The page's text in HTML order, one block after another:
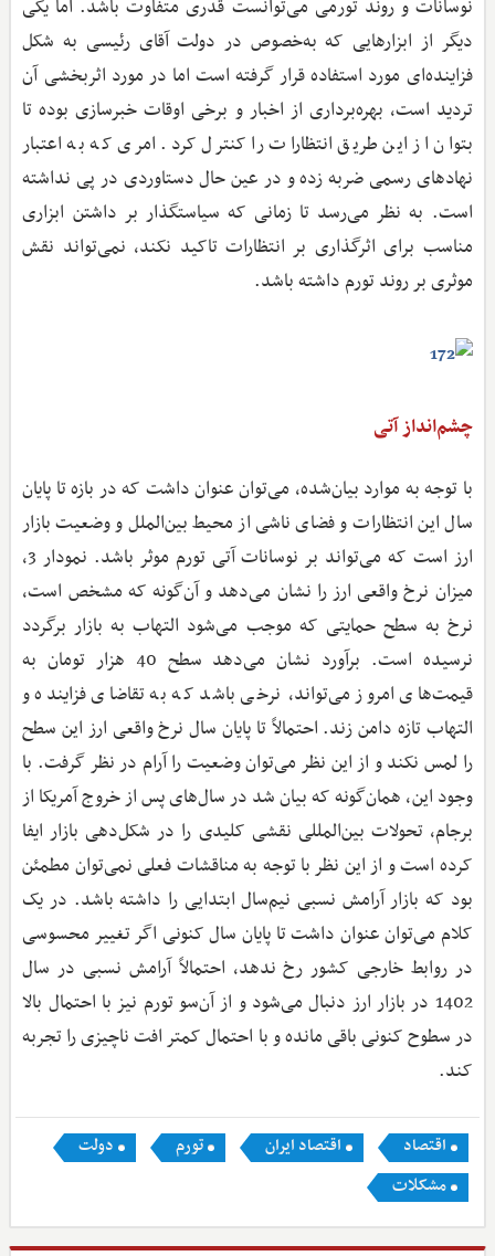
نوسانات و روند تورمی می‌توانست قدری متفاوت باشد. اما یکی
دیگر از ابزارهایی که به‌خصوص در دولت آقای رئیسی به شکل
فزاینده‌ای مورد استفاده قرار گرفته است اما در مورد اثربخشی آن
تردید است، بهره‌برداری از اخبار و برخی اوقات خبرسازی بوده تا
بتوان از این طریق انتظارات را کنترل کرد. امری که به اعتبار
نهادهای رسمی ضربه زده و در عین حال دستاوردی در پی نداشته
است. به نظر می‌رسد تا زمانی که سیاستگذار بر داشتن ابزاری
مناسب برای اثرگذاری بر انتظارات تاکید نکند، نمی‌تواند نقش
موثری بر روند تورم داشته باشد.
چشم‌انداز آتی
با توجه به موارد بیان‌شده،‌ می‌توان عنوان داشت که در بازه تا پایان
سال این انتظارات و فضای ناشی از محیط بین‌الملل و وضعیت بازار
ارز است که می‌تواند بر نوسانات آتی تورم موثر باشد. نمودار 3،
میزان نرخ واقعی ارز را نشان می‌دهد و آن‌گونه که مشخص است،‌
نرخ به سطح حمایتی که موجب می‌شود التهاب به بازار برگردد
نرسیده است. برآورد نشان می‌دهد سطح 40 هزار تومان به
قیمت‌های امروز می‌تواند،‌ نرخی باشد که به تقاضای فزاینده و
التهاب تازه دامن زند. احتمالاً تا پایان سال نرخ واقعی ارز این سطح
را لمس نکند و از این نظر می‌توان وضعیت را آرام در نظر گرفت. با
وجود این، همان‌گونه که بیان شد در سال‌های پس از خروج آمریکا از
برجام،‌ تحولات بین‌المللی نقشی کلیدی را در شکل‌دهی بازار ایفا
کرده است و از این نظر با توجه به مناقشات فعلی نمی‌توان مطمئن
بود که بازار آرامش نسبی نیم‌سال ابتدایی را داشته باشد. در یک
کلام می‌توان عنوان داشت تا پایان سال کنونی اگر تغییر محسوسی
در روابط خارجی کشور رخ ندهد،‌ احتمالاً آرامش نسبی در سال
1402 در بازار ارز دنبال می‌شود و از آن‌سو تورم نیز با احتمال بالا
در سطوح کنونی باقی ‌مانده و با احتمال کمتر افت ناچیزی را تجربه
کند.
اقتصاد اقتصاد ایران تورم
دولت
مشکلات